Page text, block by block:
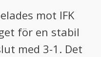
mot IFK
för en stabil
med 3-1. Det